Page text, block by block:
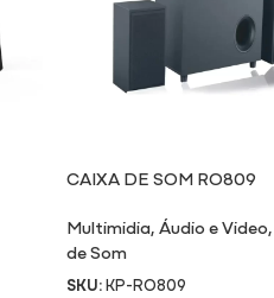
CAIXA DE SOM RO809
Multimidia,Áudio e Video,
de Som
SKU:KP-RO809